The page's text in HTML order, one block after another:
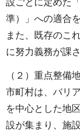
準）」への適合
また、既存のこ
に努力義務が課
（２）重点整備
市町村は、バリ
を中心とした地
設が集まり、施